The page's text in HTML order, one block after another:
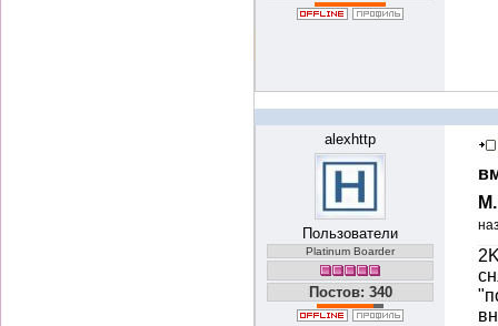
alexhttp
Пользователи
Platinum Boarder
Постов: 340